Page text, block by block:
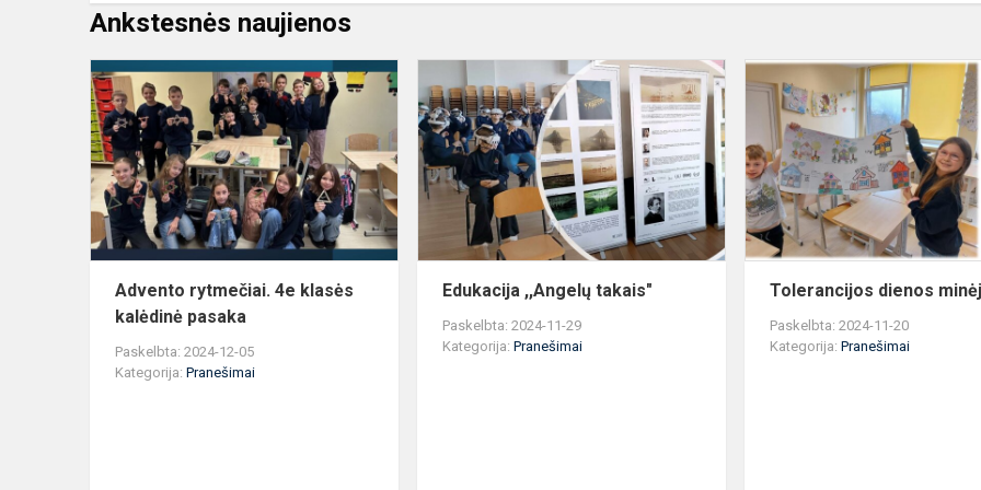
Ankstesnės naujienos
Advento
rytmečiai.
klasės
kalėdinė
pasaka
Advento rytmečiai. 4e klasės
kalėdinė pasaka
Paskelbta: 2024-12-05
Kategorija: Pranešimai
Edukacija
,,Angelų
takais"
Edukacija ,,Angelų takais"
Paskelbta: 2024-11-29
Kategorija:Pranešimai
Tolerancijos dienos
Paskelbta: 2024-11-20
Kategorija:Pranešimai